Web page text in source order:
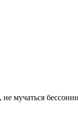
не мучаться